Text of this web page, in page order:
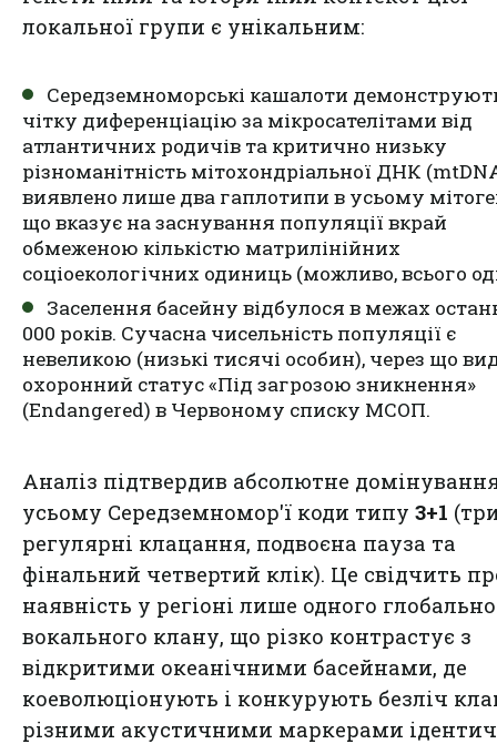
локальної групи є унікальним:
Середземноморські кашалоти
чітку диференціацію за мікросателітами від
атлантичних родичів та критично низьку
різноманітність мітохондріальної ДНК
виявлено лише два гаплотипи в усьому
що вказує на заснування популяції вкрай
обмеженою кількістю матрилінійних
соціоекологічних одиниць (можливо, всього
Заселення басейну відбулося в межах
000 років. Сучасна чисельність популяції є
невеликою (низькі тисячі особин), через що
охоронний статус «Під загрозою зникнення»
(Endangered) в Червоному списку МСОП.
Аналіз підтвердив абсолютне
усьому Середземномор'ї коди типу 3+1
регулярні клацання, подвоєна пауза та
фінальний четвертий клік). Це свідчить
наявність у регіоні лише одного
вокального клану, що різко контрастує з
відкритими океанічними басейнами, де
коеволюціонують і конкурують безліч
різними акустичними маркерами